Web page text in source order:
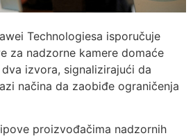
Technologiesa isporučuje
za nadzorne kamere domaće
izvora, signalizirajući da
načina da zaobiđe ograničenja
proizvođačima nadzornih